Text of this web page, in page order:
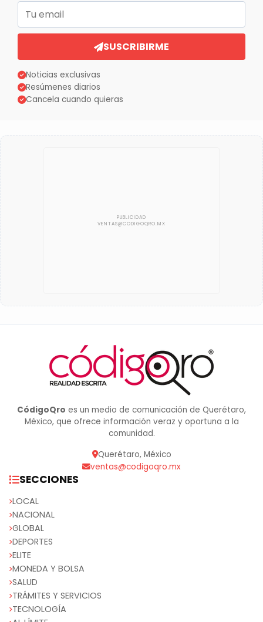
SUSCRIBIRME
Noticias exclusivas
Resúmenes diarios
Cancela cuando quieras
CódigoQro es un medio de comunicación de Querétaro,
México, que ofrece información veraz y oportuna a la
comunidad.
Querétaro, México
ventas@codigoqro.mx
SECCIONES
LOCAL
NACIONAL
GLOBAL
DEPORTES
ELITE
MONEDA Y BOLSA
SALUD
TRÁMITES Y SERVICIOS
TECNOLOGÍA